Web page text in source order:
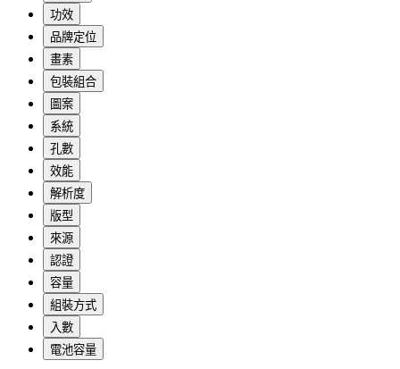
功效
品牌定位
畫素
包裝組合
圖案
系統
孔數
效能
解析度
版型
來源
認證
容量
組裝方式
入數
電池容量